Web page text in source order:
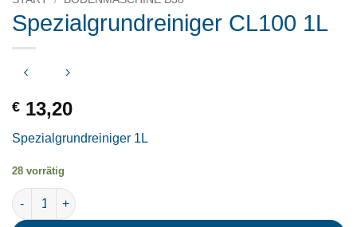
Spezialgrundreiniger CL100 1L
€ 13,20
Spezialgrundreiniger 1L
28 vorrätig
Spezialgrundreiniger CL100 1L Menge